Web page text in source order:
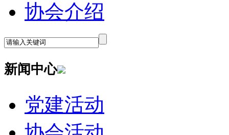
协会介绍
新闻中心
党建活动